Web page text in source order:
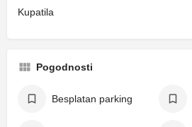
Kupatila
Pogodnosti
Besplatan parking